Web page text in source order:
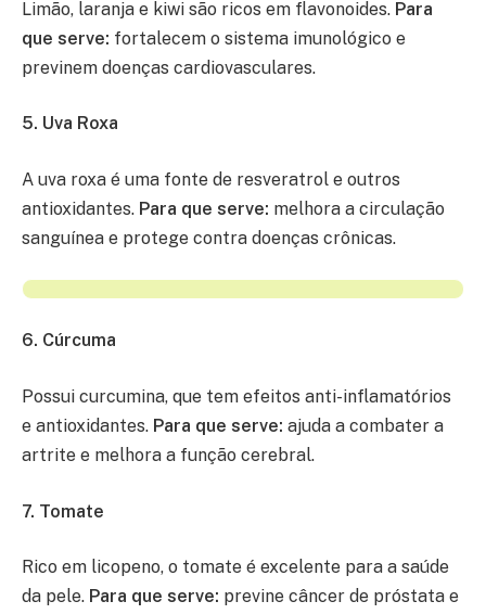
Limão, laranja e kiwi são ricos em flavonoides. Para
que serve: fortalecem o sistema imunológico e
previnem doenças cardiovasculares.
5. Uva Roxa
A uva roxa é uma fonte de resveratrol e outros
antioxidantes. Para que serve: melhora a circulação
sanguínea e protege contra doenças crônicas.
6. Cúrcuma
Possui curcumina, que tem efeitos anti-inflamatórios
e antioxidantes. Para que serve: ajuda a combater a
artrite e melhora a função cerebral.
7. Tomate
Rico em licopeno, o tomate é excelente para a saúde
da pele. Para que serve: previne câncer de próstata e